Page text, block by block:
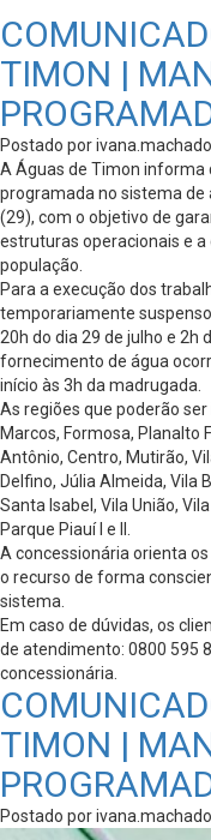
TIMON |
Postado por
A Águas de Timon
programada no sistema
(29), com o objetivo de
estruturas operacionais e
população.
Para a execução dos
temporariamente
20h do dia 29 de julho e 2h
fornecimento de água
início às 3h da madrugada.
As regiões que poderão
Marcos, Formosa, Planalto
Antônio, Centro, Mutirão,
Delfino, Júlia Almeida, Vila
Santa Isabel, Vila União,
Parque Piauí I e II.
A concessionária orienta
o recurso de forma
sistema.
Em caso de dúvidas, os
de atendimento: 0800 595
concessionária.
TIMON |
Postado por